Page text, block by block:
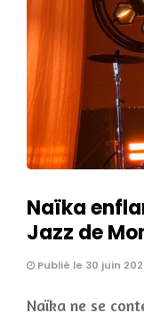
Naïka
Jazz de
Publié le 30 juin
Naïka ne se